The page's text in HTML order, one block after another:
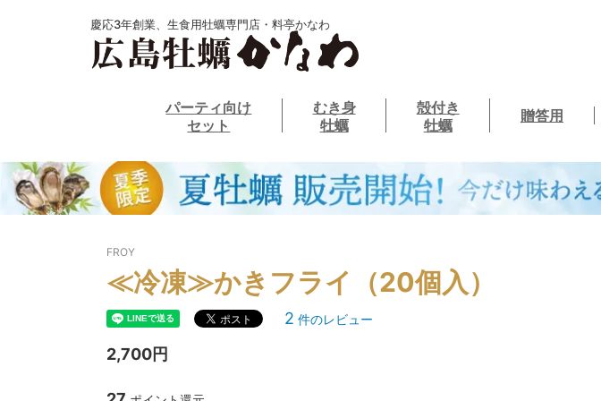
慶応3年創業、生食用牡蠣専門店・料亭かなわ
パーティ向け
セット
むき身
牡蠣
殻付き
牡蠣 贈答用
FROY
≪冷凍≫かきフライ（20個入）
2 件のレビュー
2,700円